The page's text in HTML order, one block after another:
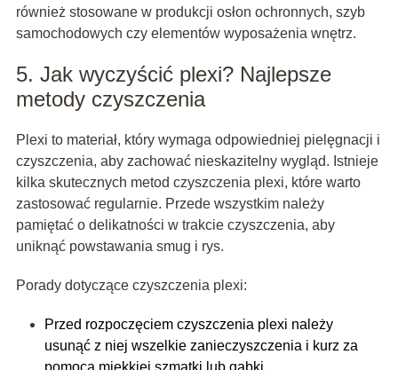
również stosowane w produkcji osłon ochronnych, szyb
samochodowych czy elementów wyposażenia wnętrz.
5. Jak wyczyścić plexi? Najlepsze
metody czyszczenia
Plexi to materiał, który wymaga odpowiedniej pielęgnacji i
czyszczenia, aby zachować nieskazitelny wygląd. Istnieje
kilka skutecznych metod czyszczenia plexi, które warto
zastosować regularnie. Przede wszystkim należy
pamiętać o delikatności w trakcie czyszczenia, aby
uniknąć powstawania smug i rys.
Porady dotyczące czyszczenia plexi:
Przed rozpoczęciem czyszczenia plexi należy
usunąć z niej wszelkie zanieczyszczenia i kurz za